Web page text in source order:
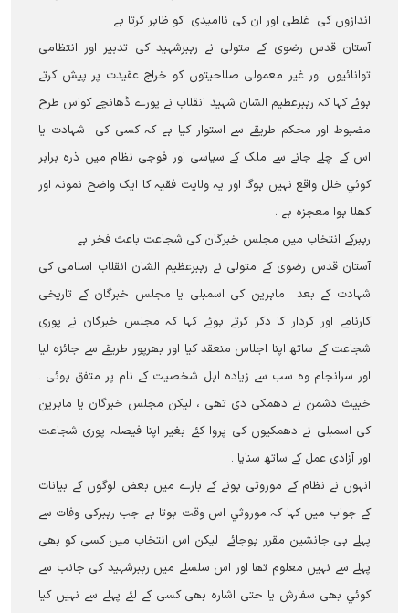
اندازوں کی غلطی اور ان کی ناامیدی کو ظاہر کرتا ہے
آ‎ستان قدس رضوی کے متولی نے رہبرشہید کی تدبیر اور انتظامی
توانائیوں اور غیر معمولی صلاحیتوں کو خراج عقیدت پر پیش کرتے
ہوئے کہا کہ رہبرعظیم الشان شہید انقلاب نے پورے ڈھانچے کواس طرح
مضبوط اور محکم طریقے سے استوار کیا ہے کہ کسی کی شہادت یا
اس کے چلے جانے سے ملک کے سیاسی اور فوجی نظام میں ذرہ برابر
کوئي خلل واقع نہيں ہوگا اور یہ ولایت فقیہ کا ایک واضح نمونہ اور
کھلا ہوا معجزہ ہے ۔
رہبرکے انتخاب میں مجلس خبرگان کی شجاعت باعث فخر ہے
آستان قدس رضوی کے متولی نے رہبرعظیم الشان انقلاب اسلامی کی
شہادت کے بعد ماہرین کی اسمبلی یا مجلس خبرگان کے تاریخی
کارنامے اور کردار کا ذکر کرتے ہوئے کہا کہ مجلس خبرگان نے پوری
شجاعت کے ساتھ اپنا اجلاس منعقد کیا اور بھرپور طریقے سے جائزہ لیا
اور سرانجام وہ سب سے زیادہ اہل شخصیت کے نام پر متفق ہوئی ۔
خبیث دشمن نے دھمکی دی تھی ، لیکن مجلس خبرگان یا ماہرین
کی اسمبلی نے دھمکیوں کی پروا کئے بغیر اپنا فیصلہ پوری شجاعت
اور آزادی عمل کے ساتھ سنایا ۔
انہوں نے نظام کے موروثی ہونے کے بارے میں بعض لوگوں کے بیانات
کے جواب میں کہا کہ موروثي اس وقت ہوتا ہے جب رہبرکی وفات سے
پہلے ہی جانشین مقرر ہوجائے لیکن اس انتخاب میں کسی کو بھی
پہلے سے نہیں معلوم تھا اور اس سلسلے میں رہبرشہید کی جانب سے
کوئي بھی سفارش یا حتی اشارہ بھی کسی کے لئے پہلے سے نہيں کیا